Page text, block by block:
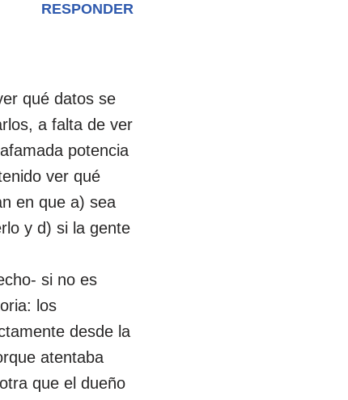
RESPONDER
qué datos se
a falta de ver
potencia
ver qué
en que a) sea
y d) si la gente
si no es
los
desde la
atentaba
que el dueño